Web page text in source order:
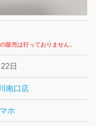
販売は行っておりません。
日
南口店
ホ